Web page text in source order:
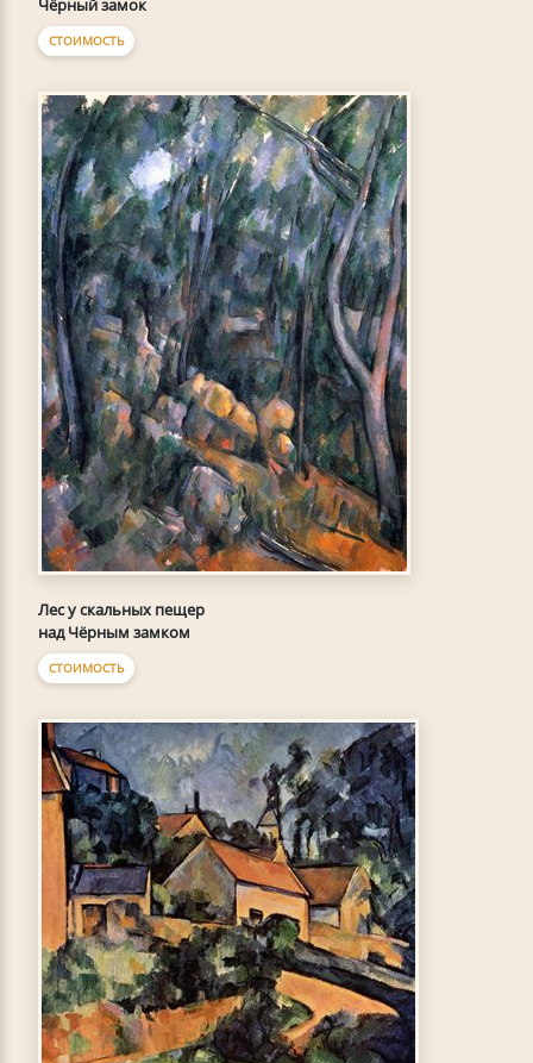
Чёрный замок
СТОИМОСТЬ
Лес у скальных пещер
над Чёрным замком
СТОИМОСТЬ